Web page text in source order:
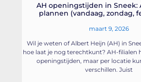
AH openingstijden in Sneek:
plannen (vandaag, zondag,
maart 9, 2026
Wil je weten of Albert Heijn (AH) in
hoe laat je nog terechtkunt? AH-filialen
openingstijden, maar per locatie
verschillen. Juist